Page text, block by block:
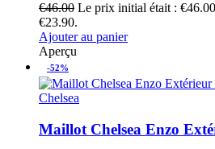
€46.00 Le prix initial était :
€23.90.
Ajouter au panier
Aperçu
-52%
Chelsea
Maillot Chelsea Enzo